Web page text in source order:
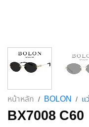
หน้าหลัก / BOLON / แ
BX7008 C60